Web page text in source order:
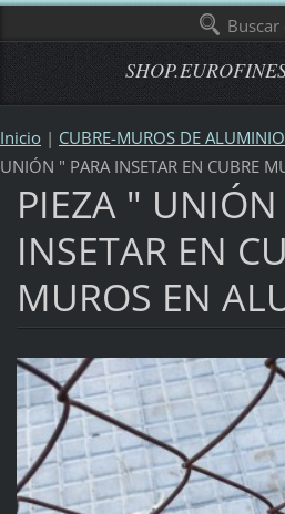
Inicio | CUBRE-MUROS DE
UNIÓN " PARA INSETAR EN CUBRE
PIEZA "
INSETAR EN
MUROS EN